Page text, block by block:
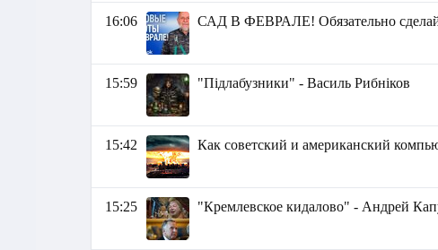
16:06 САД В ФЕВРАЛЕ! Обязательно
15:59 "Підлабузники" - Василь Рибніков
15:42 Как советский и американский
15:25 "Кремлевское кидалово" - Андрей